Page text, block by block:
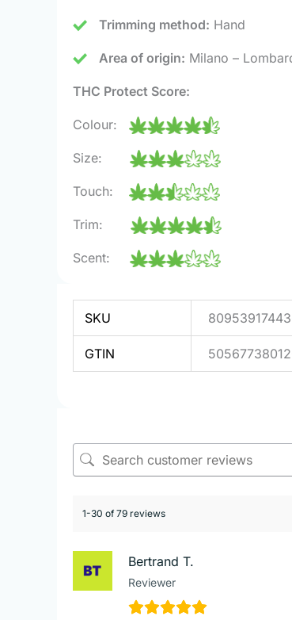
Trimming method: Hand
Area of origin: Milano –
THC Protect Score:
Colour:
Size:
Touch:
Trim:
Scent:
SKU
GTIN
1-30 of 79 reviews
Bertrand T.
Reviewer